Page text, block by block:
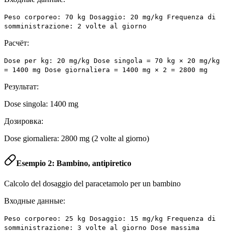
Peso corporeo: 70 kg Dosaggio: 20 mg/kg Frequenza di
somministrazione: 2 volte al giorno
Расчёт:
Dose per kg: 20 mg/kg Dose singola = 70 kg × 20 mg/kg
= 1400 mg Dose giornaliera = 1400 mg × 2 = 2800 mg
Результат:
Dose singola: 1400 mg
Дозировка:
Dose giornaliera: 2800 mg (2 volte al giorno)
Esempio 2: Bambino, antipiretico
Calcolo del dosaggio del paracetamolo per un bambino
Входные данные:
Peso corporeo: 25 kg Dosaggio: 15 mg/kg Frequenza di
somministrazione: 3 volte al giorno Dose massima